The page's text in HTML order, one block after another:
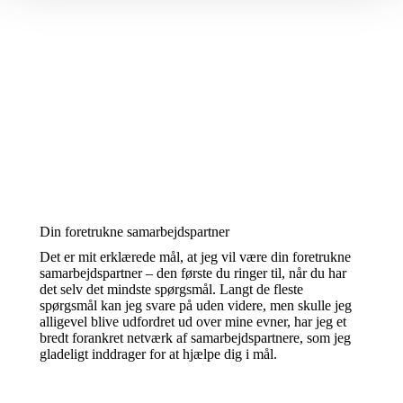
Din foretrukne samarbejdspartner
Det er mit erklærede mål, at jeg vil være din foretrukne
samarbejdspartner – den første du ringer til, når du har
det selv det mindste spørgsmål. Langt de fleste
spørgsmål kan jeg svare på uden videre, men skulle jeg
alligevel blive udfordret ud over mine evner, har jeg et
bredt forankret netværk af samarbejdspartnere, som jeg
gladeligt inddrager for at hjælpe dig i mål.